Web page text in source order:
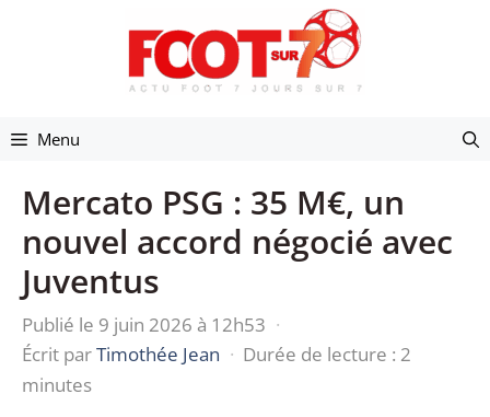
Menu
Mercato PSG : 35 M€, un
nouvel accord négocié avec
Juventus
Publié le 9 juin 2026 à 12h53 ·
Écrit parTimothée Jean · Durée de lecture : 2
minutes